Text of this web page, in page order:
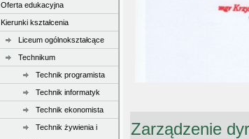
Oferta edukacyjna
Kierunki kształcenia
Liceum ogólnokształcące
Technikum
Technik programista
Technik informatyk
Technik ekonomista
Technik żywienia i
Zarządzenie